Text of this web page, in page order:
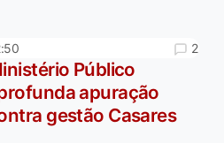
2
Público
apuração
gestão Casares